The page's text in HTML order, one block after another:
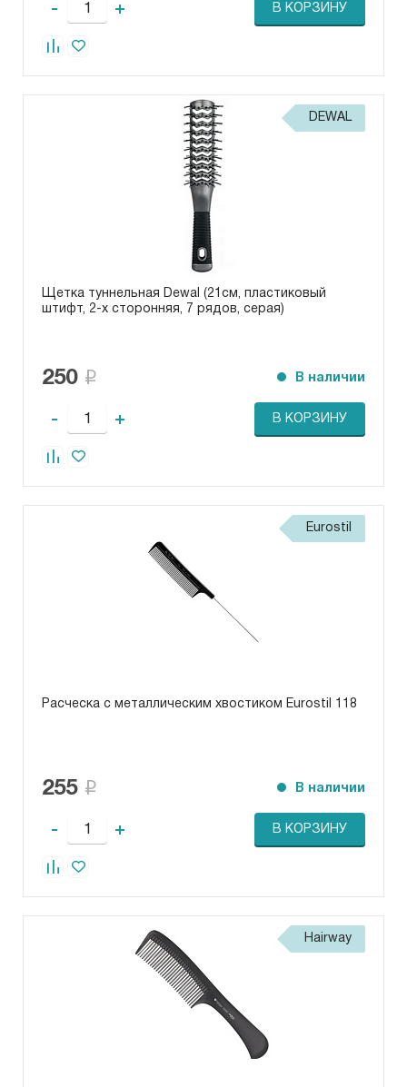
- + В КОРЗИНУ
DEWAL
Щетка туннельная Dewal (21см, пластиковый
штифт, 2-х сторонняя, 7 рядов, серая)
250 В наличии
- + В КОРЗИНУ
Eurostil
Расческа с металлическим хвостиком Eurostil 118
255 В наличии
- + В КОРЗИНУ
Hairway